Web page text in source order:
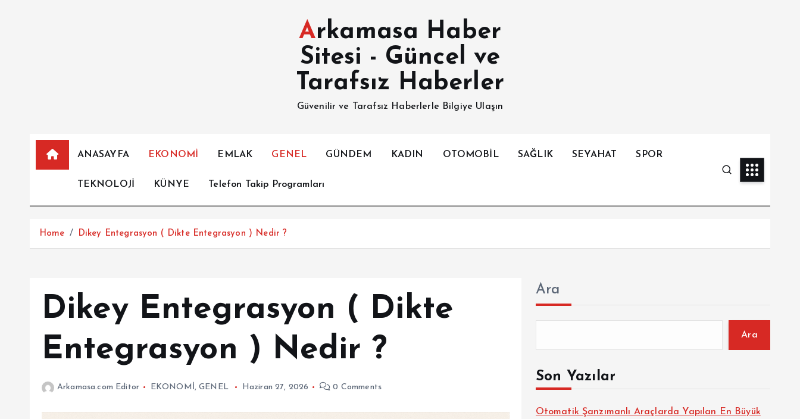
Arkamasa Haber
Sitesi - Güncel ve
Tarafsız Haberler
Güvenilir ve Tarafsız Haberlerle Bilgiye Ulaşın
ANASAYFA EKONOMİ EMLAK GENEL GÜNDEM KADIN OTOMOBİL SAĞLIK SEYAHAT SPOR
TEKNOLOJİ KÜNYE Telefon Takip Programları
Home Dikey Entegrasyon ( Dikte Entegrasyon ) Nedir ?
Dikey Entegrasyon ( Dikte
Entegrasyon ) Nedir ?
Arkamasa.com Editor EKONOMİ,GENEL Haziran 27, 2026 0 Comments
Ara
Ara
Son Yazılar
Otomatik Şanzımanlı Araçlarda Yapılan En Büyük